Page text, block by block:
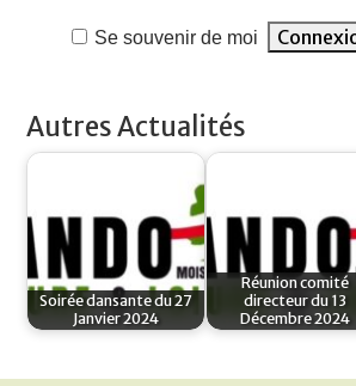
Se souvenir de moi
Autres Actualités
Soirée dansante du 27
Janvier 2024
Réunion comité
directeur du 13
Décembre 2024